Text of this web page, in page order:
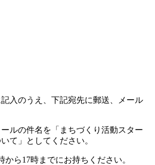
入のうえ、下記宛先に郵送、メール
ルの件名を「まちづくり活動スター
て」としてください。
ら17時までにお持ちください。